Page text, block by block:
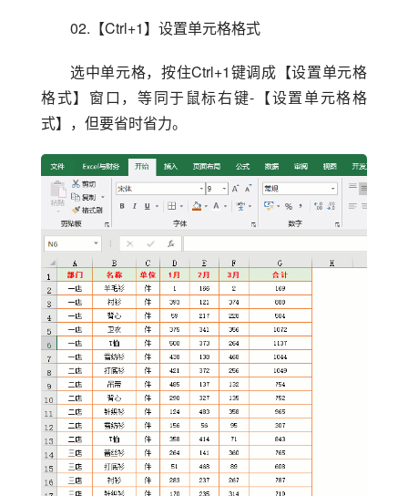
02.【Ctrl+1】设置单元格格式
选中单元格，按住Ctrl+1键调成【设置单元格
格式】窗口，等同于鼠标右键-【设置单元格格
式】，但要省时省力。